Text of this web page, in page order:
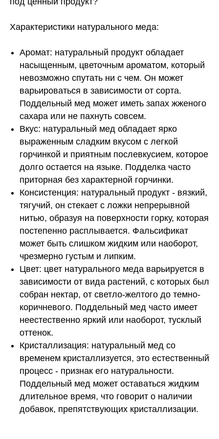
Характеристики натурального меда:
Аромат: натуральный продукт обладает
насыщенным, цветочным ароматом, который
невозможно спутать ни с чем. Он может
варьироваться в зависимости от сорта.
Поддельный мед может иметь запах жженого
сахара или не пахнуть совсем.
Вкус: натуральный мед обладает ярко
выраженным сладким вкусом с легкой
горчинкой и приятным послевкусием, которое
долго остается на языке. Подделка часто
приторная без характерной горчинки.
Консистенция: натуральный продукт - вязкий,
тягучий, он стекает с ложки непрерывной
нитью, образуя на поверхности горку, которая
постепенно расплывается. Фальсификат
может быть слишком жидким или наоборот,
чрезмерно густым и липким.
Цвет: цвет натурального меда варьируется в
зависимости от вида растений, с которых был
собран нектар, от светло-желтого до темно-
коричневого. Поддельный мед часто имеет
неестественно яркий или наоборот, тусклый
оттенок.
Кристаллизация: натуральный мед со
временем кристаллизуется, это естественный
процесс - признак его натуральности.
Поддельный мед может оставаться жидким
длительное время, что говорит о наличии
добавок, препятствующих кристаллизации.